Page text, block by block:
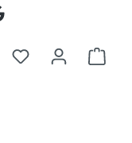
anzeigen
Du hast 0